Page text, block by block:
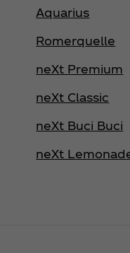
Aquarius
Romerquelle
neXt Premium
neXt Classic
neXt Buci Buci
neXt